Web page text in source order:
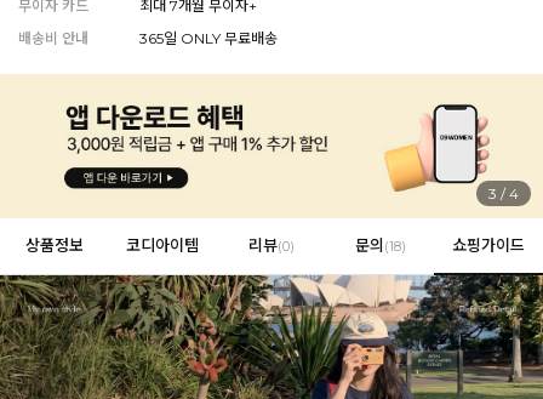
무이자 카드
최대 7개월 무이자+
배송비 안내
365일 ONLY 무료배송
4 /4
상품정보 코디아이템 리뷰(0) 문의 (18) 쇼핑가이드